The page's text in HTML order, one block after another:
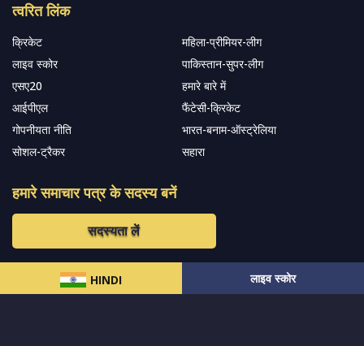
HINDI लाइव स्कोर
त्वरित लिंक
क्रिकेट
महिला-प्रीमियर-लीग
लाइव स्कोर
पाकिस्तान-सुपर-लीग
एसए20
हमारे बारे में
आईपीएल
फैंटेसी-क्रिकेट
गोपनीयता नीति
भारत-बनाम-ऑस्ट्रेलिया
सोशल-ट्रैकर
सहारा
हमारे समाचार पत्र के सदस्य बनें
सदस्यता लें
हमारा अनुसरण करें और नवीनतम अपडेट प्राप्त करेंs